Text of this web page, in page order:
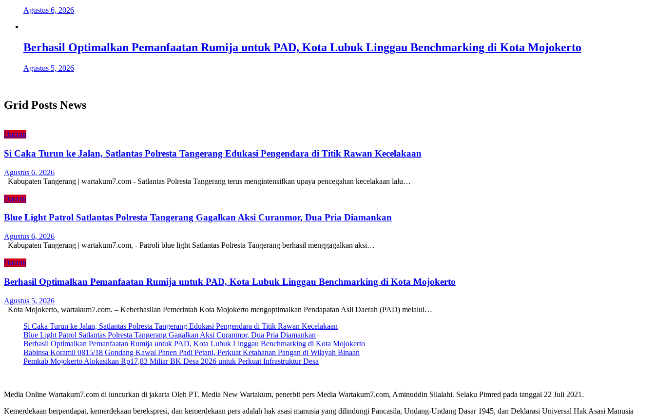
Agustus 6, 2026
Berhasil Optimalkan Pemanfaatan Rumija untuk PAD, Kota Lubuk Linggau Benchmarking di Kota Mojokerto
Agustus 5, 2026
Grid Posts News
Daerah
Si Caka Turun ke Jalan, Satlantas Polresta Tangerang Edukasi Pengendara di Titik Rawan Kecelakaan
Agustus 6, 2026
Kabupaten Tangerang | wartakum7.com - Satlantas Polresta Tangerang terus mengintensifkan upaya pencegahan kecelakaan lalu…
Daerah
Blue Light Patrol Satlantas Polresta Tangerang Gagalkan Aksi Curanmor, Dua Pria Diamankan
Agustus 6, 2026
Kabupaten Tangerang | wartakum7.com, - Patroli blue light Satlantas Polresta Tangerang berhasil menggagalkan aksi…
Daerah
Berhasil Optimalkan Pemanfaatan Rumija untuk PAD, Kota Lubuk Linggau Benchmarking di Kota Mojokerto
Agustus 5, 2026
Kota Mojokerto, wartakum7.com. – Keberhasilan Pemerintah Kota Mojokerto mengoptimalkan Pendapatan Asli Daerah (PAD) melalui…
Si Caka Turun ke Jalan, Satlantas Polresta Tangerang Edukasi Pengendara di Titik Rawan Kecelakaan
Blue Light Patrol Satlantas Polresta Tangerang Gagalkan Aksi Curanmor, Dua Pria Diamankan
Berhasil Optimalkan Pemanfaatan Rumija untuk PAD, Kota Lubuk Linggau Benchmarking di Kota Mojokerto
Babinsa Koramil 0815/18 Gondang Kawal Panen Padi Petani, Perkuat Ketahanan Pangan di Wilayah Binaan
Pemkab Mojokerto Alokasikan Rp17,83 Miliar BK Desa 2026 untuk Perkuat Infrastruktur Desa
Media Online Wartakum7.com di luncurkan di jakarta Oleh PT. Media New Wartakum, penerbit pers Media Wartakum7.com, Aminuddin Silalahi. Selaku Pimred pada tanggal 22 Juli 2021.
Kemerdekaan berpendapat, kemerdekaan berekspresi, dan kemerdekaan pers adalah hak asasi manusia yang dilindungi Pancasila, Undang-Undang Dasar 1945, dan Deklarasi Universal Hak Asasi Manusia